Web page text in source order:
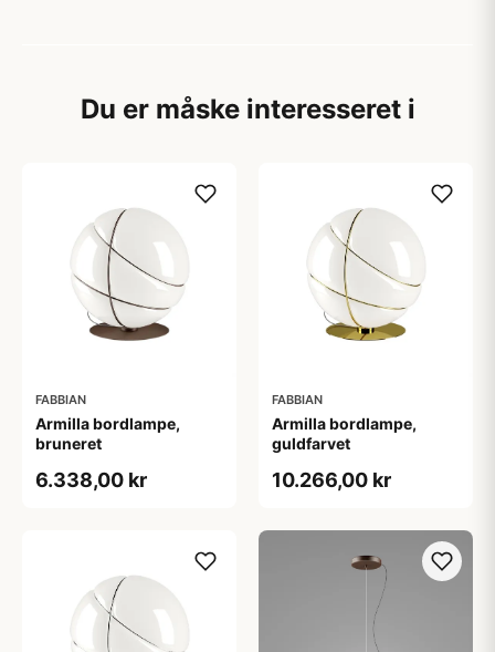
Du er måske interesseret i
FABBIAN
Armilla bordlampe,
bruneret
6.338,00 kr
FABBIAN
Armilla bordlampe,
guldfarvet
10.266,00 kr